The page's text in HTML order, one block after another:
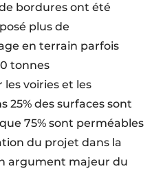
bordures ont été
plus de
en terrain parfois
tonnes
voiries et les
25% des surfaces sont
75% sont perméables
du projet dans la
argument majeur du